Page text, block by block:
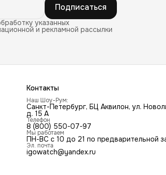
Подписаться
указанных
и рекламной рассылки
Контакты
Наш Шоу-Рум:
Санкт-Петербург, БЦ Аквилон, ул.
д. 15 А
Телефон
8 (800) 550-07-97
Мы работаем
ПН-ВС с 10 до 21 по предварительной
Эл. почта
igowatch@yandex.ru